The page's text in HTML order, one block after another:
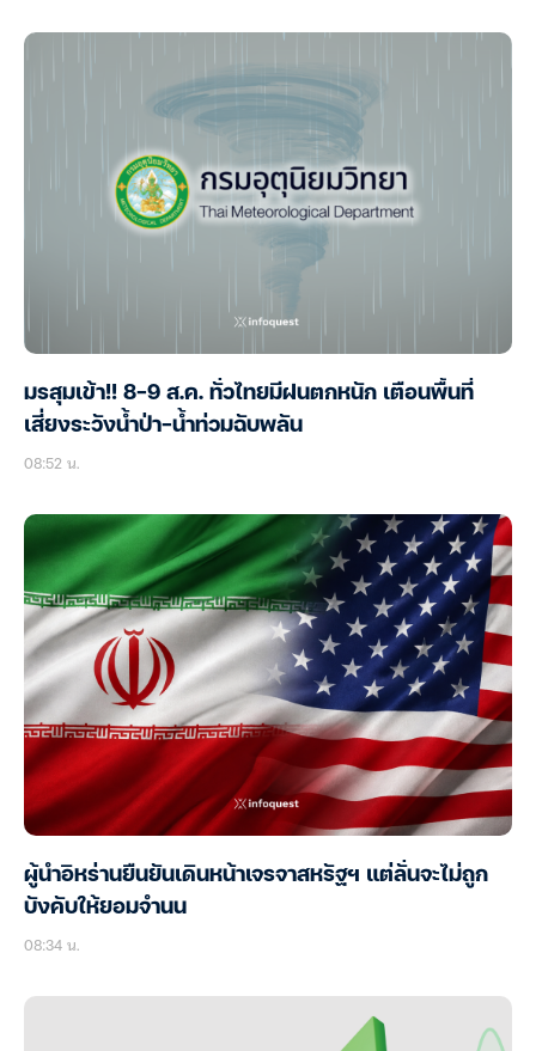
มรสุมเข้า!! 8-9 ส.ค. ทั่วไทยมีฝนตกหนัก เตือนพื้นที่
เสี่ยงระวังน้ำป่า-น้ำท่วมฉับพลัน
08:52 น.
ผู้นำอิหร่านยืนยันเดินหน้าเจรจาสหรัฐฯ แต่ลั่นจะไม่ถูก
บังคับให้ยอมจำนน
08:34 น.